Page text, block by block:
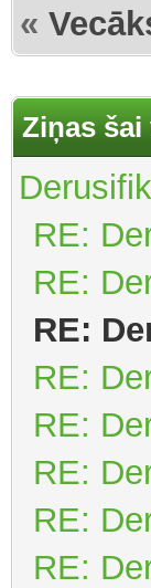
«
Ziņas
RE:
RE:
RE:
RE:
RE:
RE:
RE:
RE: